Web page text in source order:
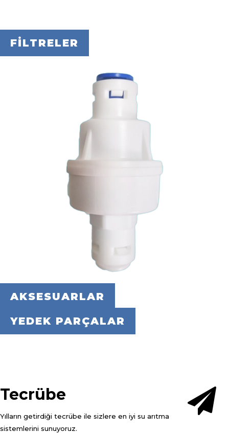
FİLTRELER
AKSESUARLAR
YEDEK PARÇALAR
Tecrübe
Yılların getirdiği tecrübe ile sizlere en iyi su arıtma
sistemlerini sunuyoruz.